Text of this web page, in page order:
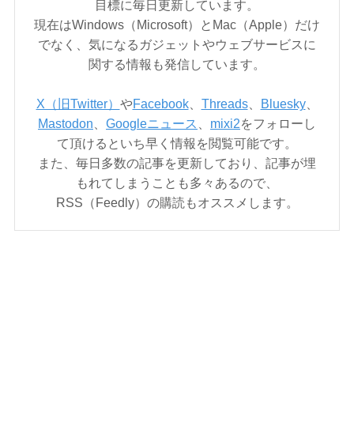
目標に毎日更新しています。
現在はWindows（Microsoft）とMac（Apple）だけ
でなく、気になるガジェットやウェブサービスに
関する情報も発信しています。
X（旧Twitter） やFacebook、 Threads、 Bluesky、
Mastodon
Googleニュース mixi2をフォローし
て頂けるといち早く情報を閲覧可能です。
また、毎日多数の記事を更新しており、記事が埋
もれてしまうことも多々あるので、
RSS（Feedly）の購読もオススメします。